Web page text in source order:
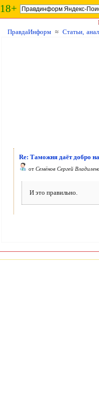
18+
ПравдаИнформ ≈ Статьи,
Re: Таможня даёт добро
от Семёнов Сергей
И это правильно.